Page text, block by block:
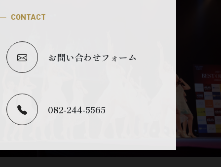
CONTACT
お問い合わせフォーム
082-244-5565